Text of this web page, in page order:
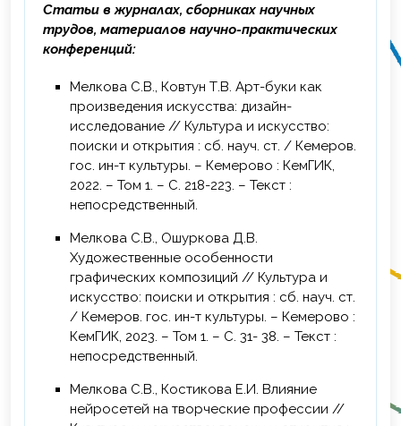
2025 г. – Повышение квалификации по
дополнительной профессиональной
с помощью нейроинструментов», ФГАОУ
ВО «Томский государственный
университет систем управления и
радиоэлектроники», г. Томск, 24 ч.
2025 г. – Повышение квалификации по
дополнительной профессиональной
нейросетей для создания и адаптации
учебных материалов», ФГАОУ ВО
«Томский государственный университет
систем управления и
радиоэлектроники», г. Томск, 16 ч.
2025 г. – Повышение квалификации по
программе «Графические нейросети как
инструмент визуализации», ФГАОУ ВО
Статьи в журналах, сборниках научных
трудов, материалов научно-практических
конференций:
Мелкова С.В., Ковтун Т.В. Арт-буки как
произведения искусства: дизайн-
исследование // Культура и искусство:
поиски и открытия : сб. науч. ст. / Кемеров.
гос. ин-т культуры. – Кемерово : КемГИК,
2022. – Том 1. – С. 218-223. – Текст :
непосредственный.
Мелкова С.В., Ошуркова Д.В.
Художественные особенности
графических композиций // Культура и
искусство: поиски и открытия : сб. науч. ст.
/ Кемеров. гос. ин-т культуры. – Кемерово :
КемГИК, 2023. – Том 1. – С. 31- 38. – Текст :
непосредственный.
Мелкова С.В., Костикова Е.И. Влияние
нейросетей на творческие профессии //